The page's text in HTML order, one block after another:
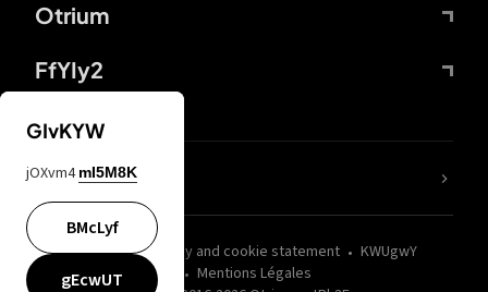
Otrium
FfYIy2
wZQPfd Privacy and cookie statement
KWUgwY
Mentions Légales
nLC6tu
GIvKYW
jOXvm4 mI5M8K
BMcLyf
gEcwUT